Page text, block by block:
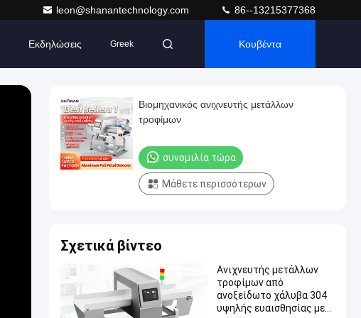
leon@shanantechnology.com 86--13215377368
Εκδηλώσεις Greek Κουβέντα
Βιομηχανικός ανιχνευτής μετάλλων
τροφίμων
συνομιλία τώρα
Μάθετε περισσότερων
Σχετικά βίντεο
Ανιχνευτής μετάλλων
τροφίμων από
ανοξείδωτο χάλυβα 304
υψηλής ευαισθησίας με